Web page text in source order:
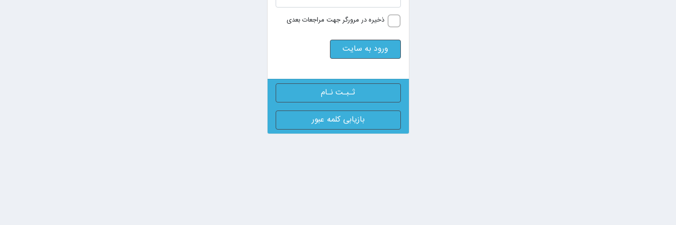
ذخیره در مرورگر جهت مراجعات بعدی
ورود به سایت
ثـبـت نـام
بازیابی کلمه عبور